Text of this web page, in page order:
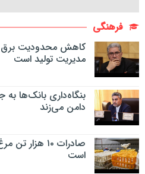
فرهنگی
کاهش محدودیت برق
مدیریت تولید است
بنگاه‌داری بانک‌ها به
دامن می‌زند
است